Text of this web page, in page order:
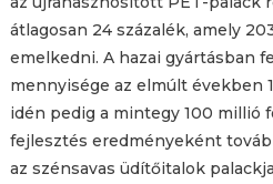
átlagosan 24 százalék, amely
emelkedni. A hazai gyártásban
mennyisége az elmúlt években
idén pedig a mintegy 100 millió
fejlesztés eredményeként
az szénsavas üdítőitalok